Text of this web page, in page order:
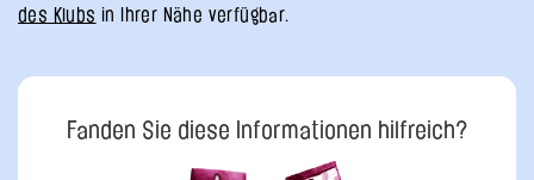
des Klubs in Ihrer Nähe verfügbar.
Fanden Sie diese Informationen hilfreich?